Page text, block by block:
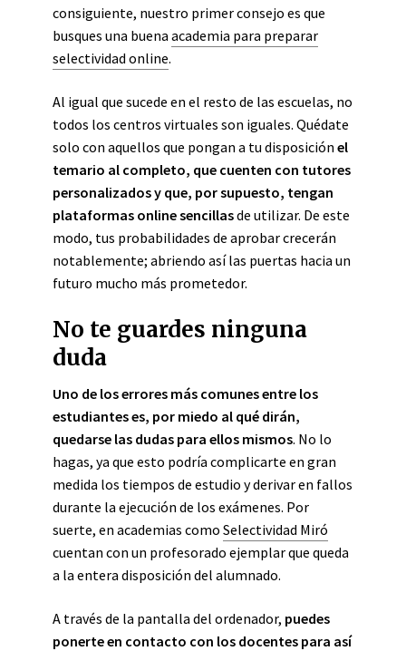
consiguiente, nuestro primer consejo es que
busques una buena academia para preparar
selectividad online.
Al igual que sucede en el resto de las escuelas, no
todos los centros virtuales son iguales. Quédate
solo con aquellos que pongan a tu disposición el
temario al completo, que cuenten con tutores
personalizados y que, por supuesto, tengan
plataformas online sencillasde utilizar. De este
modo, tus probabilidades de aprobar crecerán
notablemente; abriendo así las puertas hacia un
futuro mucho más prometedor.
No te guardes ninguna
duda
Uno de los errores más comunes entre los
estudiantes es, por miedo al qué dirán,
quedarse las dudas para ellos mismos. No lo
hagas, ya que esto podría complicarte en gran
medida los tiempos de estudio y derivar en fallos
durante la ejecución de los exámenes. Por
suerte, en academias como Selectividad Miró
cuentan con un profesorado ejemplar que queda
a la entera disposición del alumnado.
A través de la pantalla del ordenador, puedes
ponerte en contacto con los docentes para así